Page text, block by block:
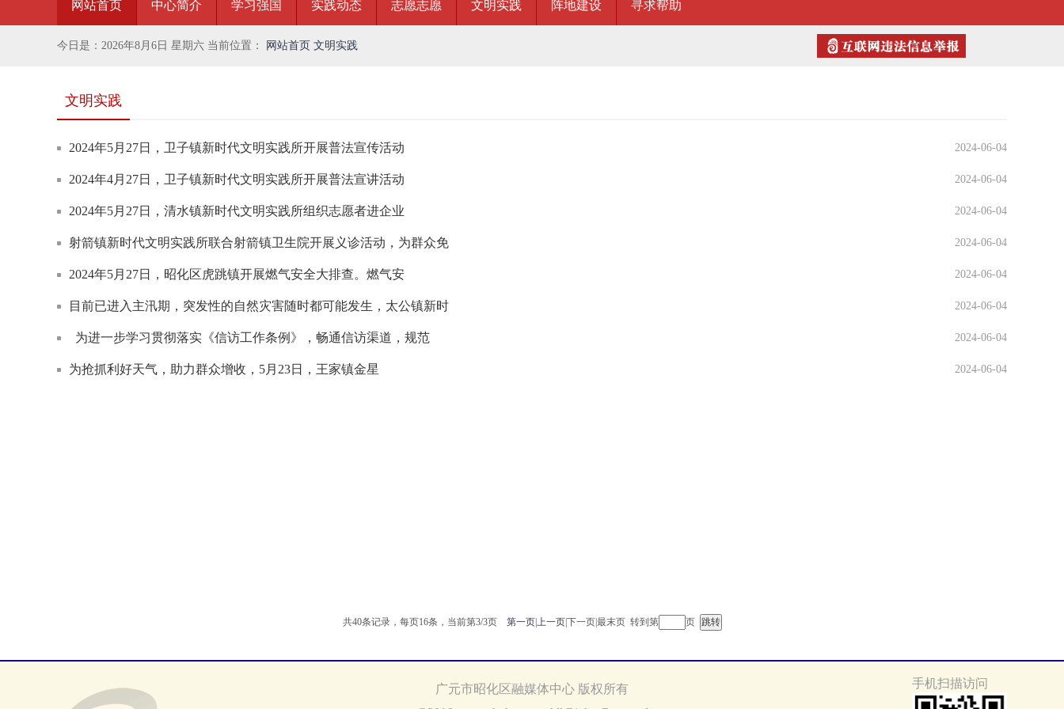
网站首页 中心简介 学习强国 实践动态 志愿志愿 文明实践 阵地建设 寻求帮助
今日是： 2026年8月6日 星期六 当前位置： 网站首页 文明实践
文明实践
2024年5月27日，卫子镇新时代文明实践所开展普法宣传活动 2024-06-04
2024年4月27日，卫子镇新时代文明实践所开展普法宣讲活动 2024-06-04
2024年5月27日，清水镇新时代文明实践所组织志愿者进企业 2024-06-04
射箭镇新时代文明实践所联合射箭镇卫生院开展义诊活动，为群众免 2024-06-04
2024年5月27日，昭化区虎跳镇开展燃气安全大排查。燃气安 2024-06-04
目前已进入主汛期，突发性的自然灾害随时都可能发生，太公镇新时 2024-06-04
为进一步学习贯彻落实《信访工作条例》，畅通信访渠道，规范 2024-06-04
为抢抓利好天气，助力群众增收，5月23日，王家镇金星 2024-06-04
共40条记录，每页16条，当前第3/3页 第一页|上一页|下一页|最末页转到第 页
广元市昭化区融媒体中心 版权所有
手机扫描访问